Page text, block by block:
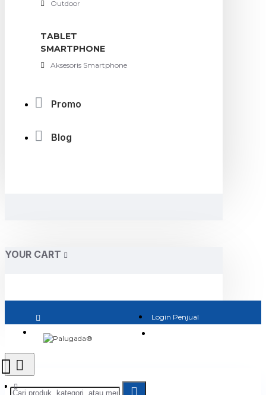
Outdoor
TABLET
SMARTPHONE
Aksesoris Smartphone
Promo
Blog
YOUR CART
Login Penjual